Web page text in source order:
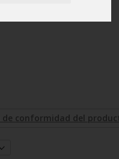
conformidad del